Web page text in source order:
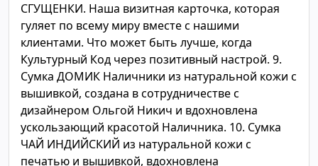
СГУЩЕНКИ. Наша визитная карточка, которая
гуляет по всему миру вместе с нашими
клиентами. Что может быть лучше, когда
Культурный Код через позитивный настрой. 9.
Сумка ДОМИК Наличники из натуральной кожи с
вышивкой, создана в сотрудничестве с
дизайнером Ольгой Никич и вдохновлена
ускользающий красотой Наличника. 10. Сумка
ЧАЙ ИНДИЙСКИЙ из натуральной кожи с
печатью и вышивкой, вдохновлена